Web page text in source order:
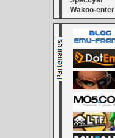
Wakoo-enter